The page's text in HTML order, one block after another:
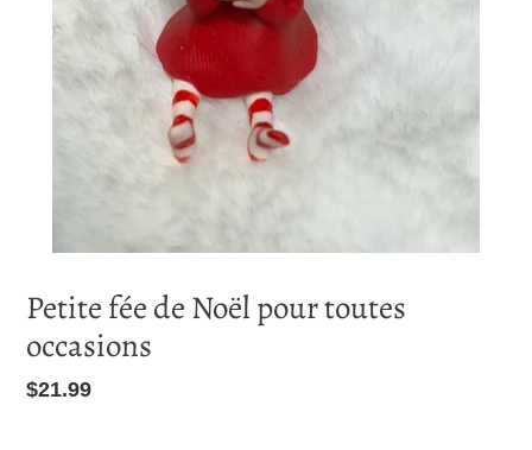
Petite fée de Noël pour toutes
occasions
Prix
$21.99